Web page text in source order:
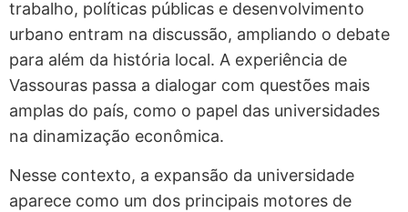
trabalho, políticas públicas e desenvolvimento
urbano entram na discussão, ampliando o debate
para além da história local. A experiência de
Vassouras passa a dialogar com questões mais
amplas do país, como o papel das universidades
na dinamização econômica.
Nesse contexto, a expansão da universidade
aparece como um dos principais motores de